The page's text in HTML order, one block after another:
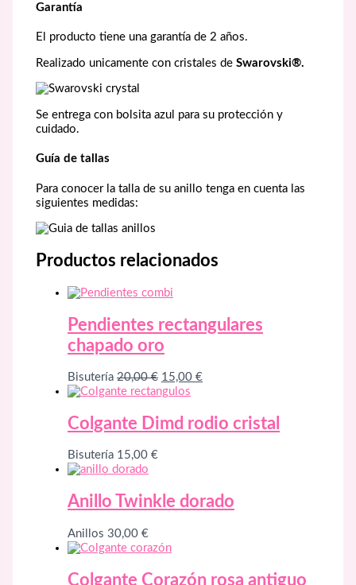
Garantía
El producto tiene una garantía de 2 años.
Realizado unicamente con cristales deSwarovski®.
Se entrega con bolsita azul para su protección y
cuidado.
Guía de tallas
Para conocer la talla de su anillo tenga en cuenta las
siguientes medidas:
Productos relacionados
Pendientes rectangulares
chapado oro
Bisutería20,00€ El
precio
era:
20,00 €.
15,00€
es:
15,00 €.
Colgante Dimd rodio cristal
Bisutería 15,00€
Anillo Twinkle dorado
Anillos30,00€
Colgante Corazón rosa antiguo